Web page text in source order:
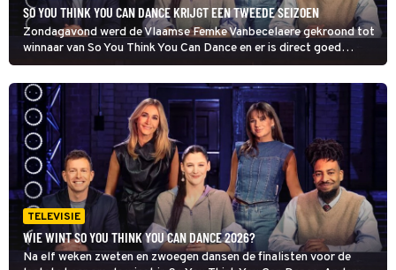
SO YOU THINK YOU CAN DANCE KRIJGT EEN TWEEDE SEIZOEN
Zondagavond werd de Vlaamse Femke Vanbecelaere gekroond tot
winnaar van So You Think You Can Dance en er is direct goed
nieuws voor fans van het programma. Net5 heeft namelijk
besloten de danscompetitie een tweede seizoen te geven.
TELEVISIE
WIE WINT SO YOU THINK YOU CAN DANCE 2026?
Na elf weken zweten en zwoegen dansen de finalisten voor de